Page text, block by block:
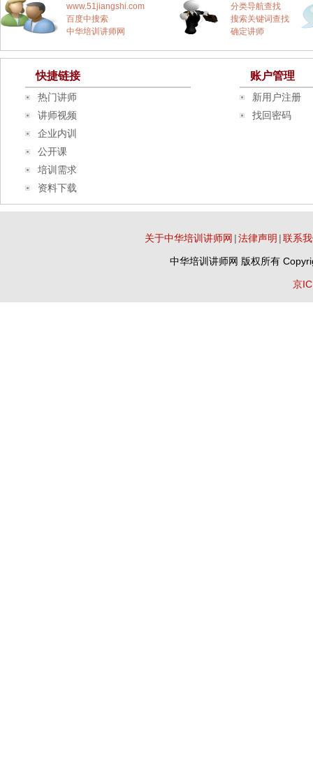
www.51jiangshi.com
百度中搜索
中华培训讲师网
分类导航查找
搜索关键词查找
确定讲师
快捷链接
热门讲师
讲师视频
企业内训
公开课
培训需求
资料下载
账户管理
新用户注册
找回密码
关于中华培训讲师网 |法律声明 |联系
中华培训讲师网 版权所有
京